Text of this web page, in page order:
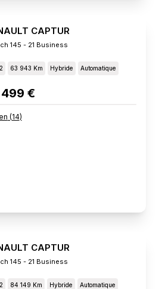
CAPTUR
145 - 21 Business
63 943 Km Hybride Automatique
499 €
(14)
CAPTUR
145 - 21 Business
84 149 Km Hybride Automatique